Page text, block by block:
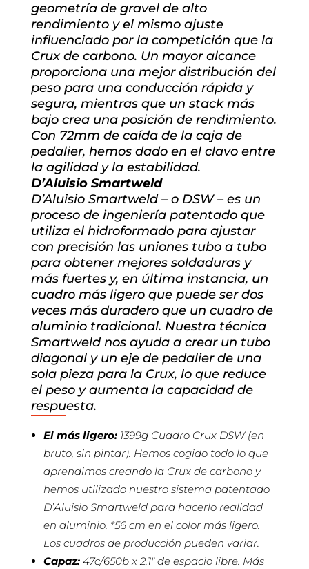
geometría de gravel de alto
rendimiento y el mismo ajuste
influenciado por la competición que la
Crux de carbono. Un mayor alcance
proporciona una mejor distribución del
peso para una conducción rápida y
segura, mientras que un stack más
bajo crea una posición de rendimiento.
Con 72mm de caída de la caja de
pedalier, hemos dado en el clavo entre
la agilidad y la estabilidad.
D’Aluisio Smartweld
D’Aluisio Smartweld – o DSW – es un
proceso de ingeniería patentado que
utiliza el hidroformado para ajustar
con precisión las uniones tubo a tubo
para obtener mejores soldaduras y
más fuertes y, en última instancia, un
cuadro más ligero que puede ser dos
veces más duradero que un cuadro de
aluminio tradicional. Nuestra técnica
Smartweld nos ayuda a crear un tubo
diagonal y un eje de pedalier de una
sola pieza para la Crux, lo que reduce
el peso y aumenta la capacidad de
respuesta.
El más ligero:1399g Cuadro Crux DSW (en
bruto, sin pintar). Hemos cogido todo lo que
aprendimos creando la Crux de carbono y
hemos utilizado nuestro sistema patentado
D’Aluisio Smartweld para hacerlo realidad
en aluminio. *56 cm en el color más ligero.
Los cuadros de producción pueden variar.
Capaz:47c/650b x 2.1″ de espacio libre. Más